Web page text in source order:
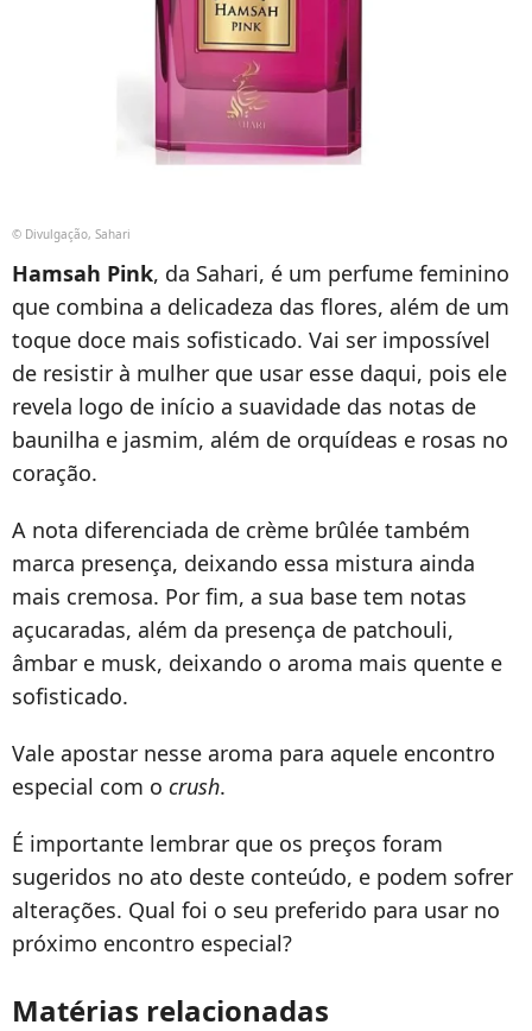
© Divulgação, Sahari
Hamsah Pink, da Sahari, é um perfume feminino
que combina a delicadeza das flores, além de um
toque doce mais sofisticado. Vai ser impossível
de resistir à mulher que usar esse daqui, pois ele
revela logo de início a suavidade das notas de
baunilha e jasmim, além de orquídeas e rosas no
coração.
A nota diferenciada de crème brûlée também
marca presença, deixando essa mistura ainda
mais cremosa. Por fim, a sua base tem notas
açucaradas, além da presença de patchouli,
âmbar e musk, deixando o aroma mais quente e
sofisticado.
Vale apostar nesse aroma para aquele encontro
especial com o crush.
É importante lembrar que os preços foram
sugeridos no ato deste conteúdo, e podem sofrer
alterações. Qual foi o seu preferido para usar no
próximo encontro especial?
Matérias relacionadas